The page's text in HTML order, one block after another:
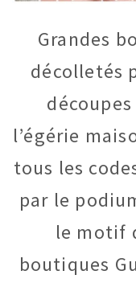
Grandes
décolletés
l’égérie
tous les
par le
le motif
boutiques